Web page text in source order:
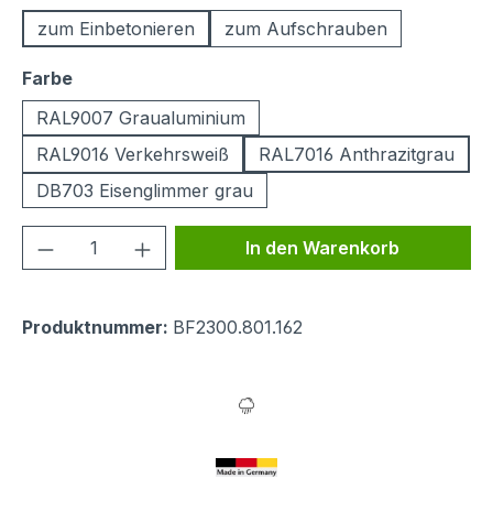
zum Einbetonieren
zum Aufschrauben
Farbeauswählen
RAL9007 Graualuminium
RAL9016 Verkehrsweiß
RAL7016 Anthrazitgrau
DB703 Eisenglimmer grau
Produkt Anzahl: Gib denIn den Warenkorb
Produktnummer: BF2300.801.162